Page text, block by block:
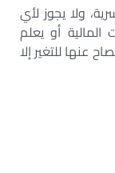
ولا يجوز لأي
أو يعلم
عنها للتغير إلا